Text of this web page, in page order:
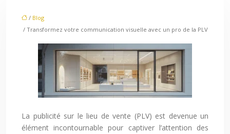
/ Blog
/ Transformez votre communication visuelle avec un pro de la PLV
La publicité sur le lieu de vente (PLV) est devenue un
élément incontournable pour captiver l’attention des